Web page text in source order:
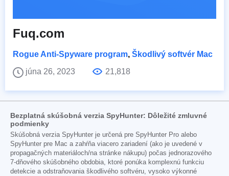
Fuq.com
Rogue Anti-Spyware program, Škodlivý softvér Mac
júna 26, 2023
21,818
Bezplatná skúšobná verzia SpyHunter: Dôležité zmluvné
podmienky
Skúšobná verzia SpyHunter je určená pre SpyHunter Pro alebo
SpyHunter pre Mac a zahŕňa viacero zariadení (ako je uvedené v
propagačných materiáloch/na stránke nákupu) počas jednorazového
7-dňového skúšobného obdobia, ktoré ponúka komplexnú funkciu
detekcie a odstraňovania škodlivého softvéru, vysoko výkonné